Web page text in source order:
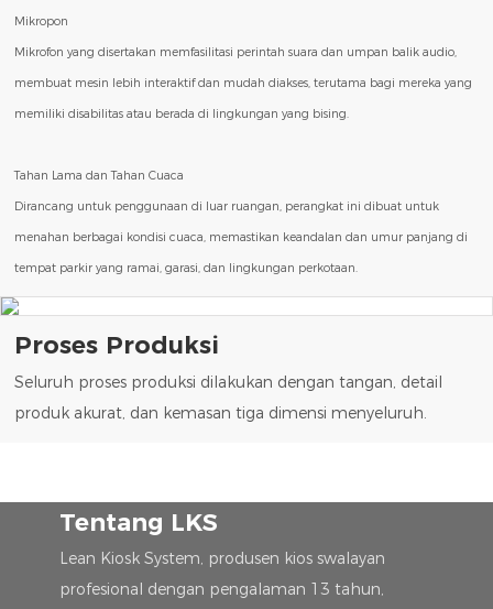
Mikropon
Mikrofon yang disertakan memfasilitasi perintah suara dan umpan balik audio,
membuat mesin lebih interaktif dan mudah diakses, terutama bagi mereka yang
memiliki disabilitas atau berada di lingkungan yang bising.
Tahan Lama dan Tahan Cuaca
Dirancang untuk penggunaan di luar ruangan, perangkat ini dibuat untuk
menahan berbagai kondisi cuaca, memastikan keandalan dan umur panjang di
tempat parkir yang ramai, garasi, dan lingkungan perkotaan.
Proses Produksi
Seluruh proses produksi dilakukan dengan tangan, detail
produk akurat, dan kemasan tiga dimensi menyeluruh.
Tentang LKS
Lean Kiosk System, produsen kios swalayan
profesional dengan pengalaman 13 tahun,